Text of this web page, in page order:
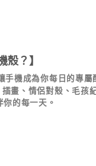
殼？】
手機成為你每日的專屬
插畫、情侶對殼、毛孩
你的每一天。